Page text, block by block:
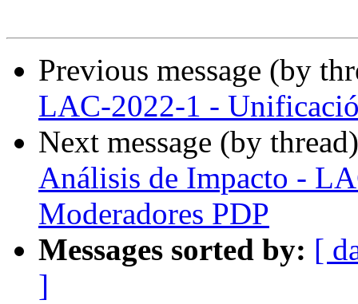
Previous message (by
LAC-2022-1 -
Next message (by
Análisis de Impacto -
Moderadores PDP
Messages sorted by: [
]